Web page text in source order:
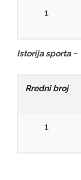
1.
Istorija sporta–
Rredni broj
1.